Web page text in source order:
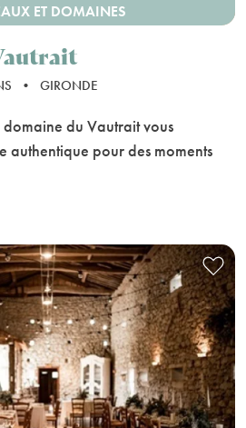
ET DOMAINES
• GIRONDE
du Vautrait vous
authentique pour des moments